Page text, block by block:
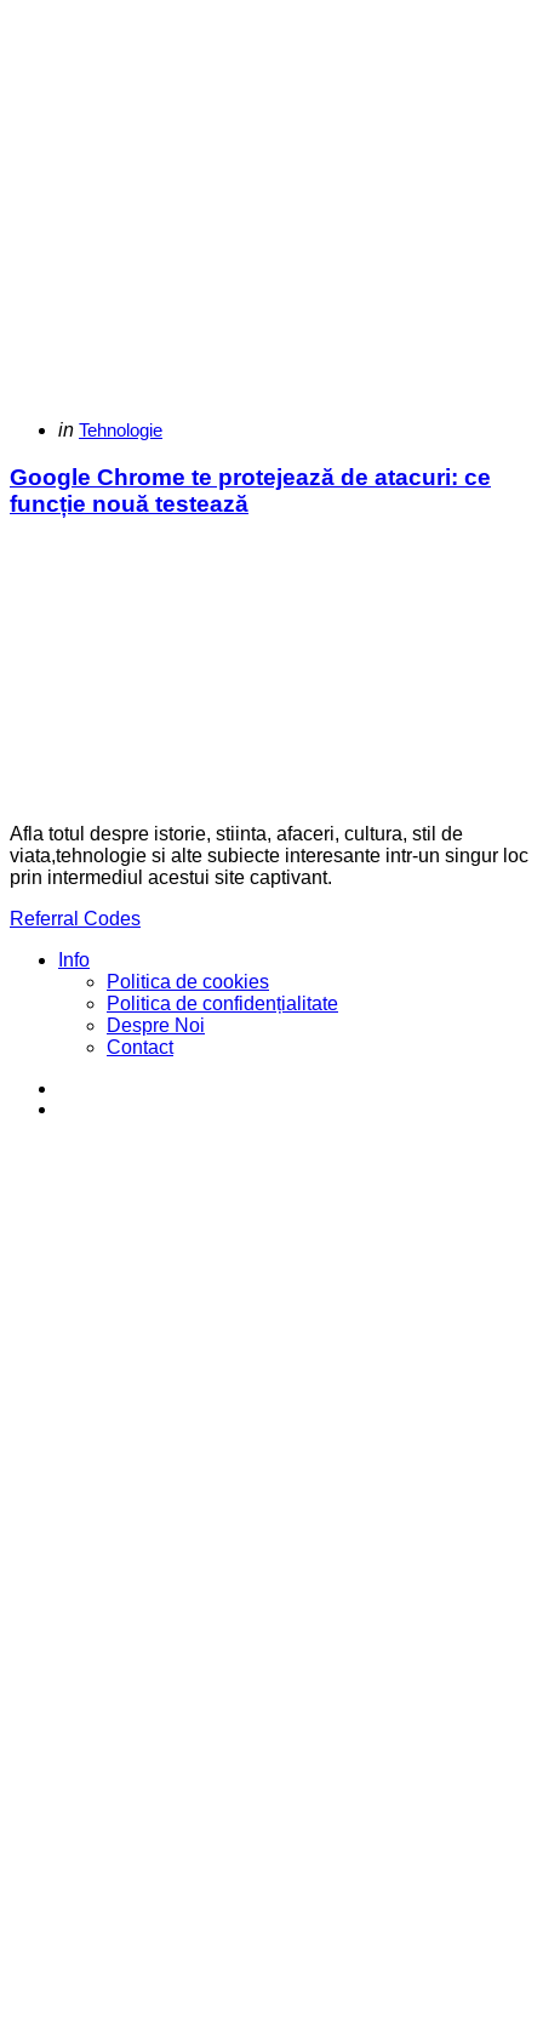
Categories
Posted
in Tehnologie
Google Chrome te protejează de atacuri: ce
funcție nouă testează
Afla totul despre istorie, stiinta, afaceri, cultura, stil de
viata,tehnologie si alte subiecte interesante intr-un singur loc
prin intermediul acestui site captivant.
Referral Codes
Info
Politica de cookies
Politica de confidențialitate
Despre Noi
Contact